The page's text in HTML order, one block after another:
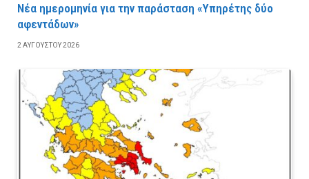
Νέα ημερομηνία για την παράσταση «Υπηρέτης δύο
αφεντάδων»
2 ΑΥΓΟΎΣΤΟΥ 2026